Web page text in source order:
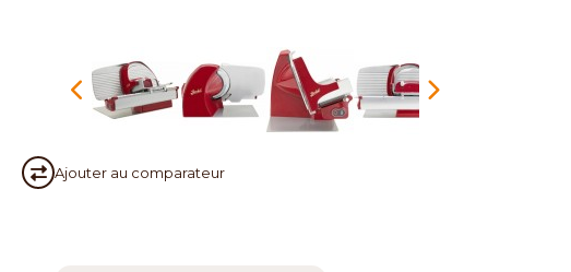
Ajouter au comparateur